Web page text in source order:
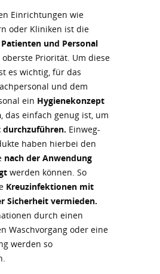
Einrichtungen wie
oder Kliniken ist die
und Personal
Priorität. Um diese
es wichtig, für das
und dem
ein Hygienekonzept
, das einfach genug ist, um
Einweg-
haben hierbei den
nach der Anwendung
werden können. So
Kreuzinfektionen mit
Sicherheit vermieden.
durch einen
Waschvorgang oder eine
werden so